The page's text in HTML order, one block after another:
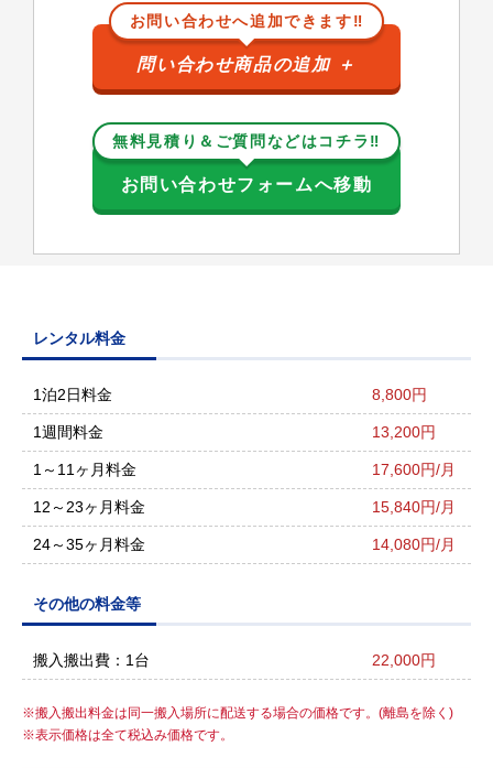
お問い合わせへ追加できます‼
問い合わせ商品の追加 ＋
無料見積り＆ご質問などはコチラ‼
お問い合わせフォームへ移動
レンタル料金
1泊2日料金 8,800円
1週間料金 13,200円
1～11ヶ月料金 17,600円/月
12～23ヶ月料金 15,840円/月
24～35ヶ月料金 14,080円/月
その他の料金等
搬入搬出費：1台 22,000円
搬入搬出料金は同一搬入場所に配送する場合の価格です。(離島を除く)
表示価格は全て税込み価格です。